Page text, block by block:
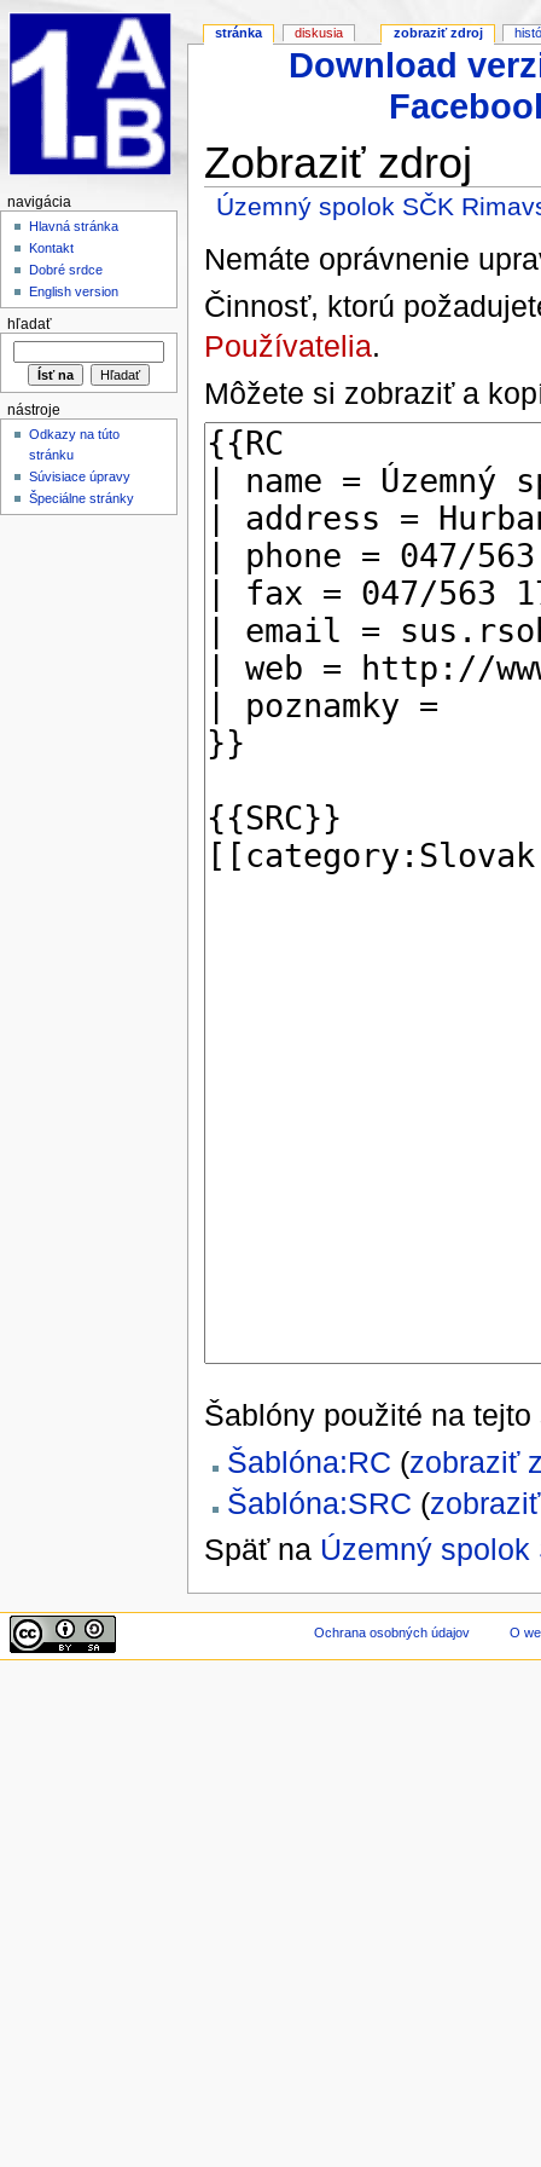
Download
Zobraziť zdroj
Územný spolok SČK
Nemáte oprávnenie
Činnosť, ktorú
Používatelia.
Môžete si zobraziť a
Šablóny použité na tejto
Šablóna:RC (zobraziť
Šablóna:SRC (
Späť na Územný
stránka diskusia zobraziť zdroj
navigácia
Hlavná stránka
Kontakt
Dobré srdce
English version
hľadať
nástroje
Odkazy na túto
stránku
Súvisiace úpravy
Špeciálne stránky
Ochrana osobných údajov O